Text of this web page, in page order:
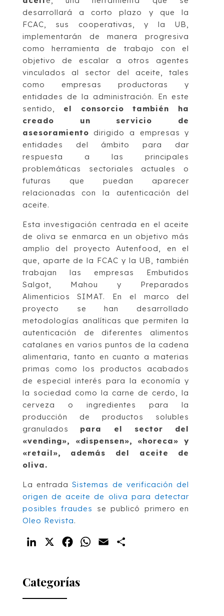
desarrollará a corto plazo y que la
FCAC, sus cooperativas, y la UB,
implementarán de manera progresiva
como herramienta de trabajo con el
objetivo de escalar a otros agentes
vinculados al sector del aceite, tales
como empresas productoras y
entidades de la administración. En este
sentido, el consorcio también ha
creado un servicio de
asesoramiento dirigido a empresas y
entidades del ámbito para dar
respuesta a las principales
problemáticas sectoriales actuales o
futuras que puedan aparecer
relacionadas con la autenticación del
aceite.
Esta investigación centrada en el aceite
de oliva se enmarca en un objetivo más
amplio del proyecto Autenfood, en el
que, aparte de la FCAC y la UB, también
trabajan las empresas Embutidos
Salgot, Mahou y Preparados
Alimenticios SIMAT. En el marco del
proyecto se han desarrollado
metodologías analíticas que permiten la
autenticación de diferentes alimentos
catalanes en varios puntos de la cadena
alimentaria, tanto en cuanto a materias
primas como los productos acabados
de especial interés para la economía y
la sociedad como la carne de cerdo, la
cerveza o ingredientes para la
producción de productos solubles
granulados para el sector del
«vending», «dispensen», «horeca» y
«retail», además del aceite de
oliva.
La entradaSistemas de verificación del
origen de aceite de oliva para detectar
posibles fraudes
se publicó primero en
Oleo Revista.
LinkedIn FacebookWhatsApp
Email
Categorías